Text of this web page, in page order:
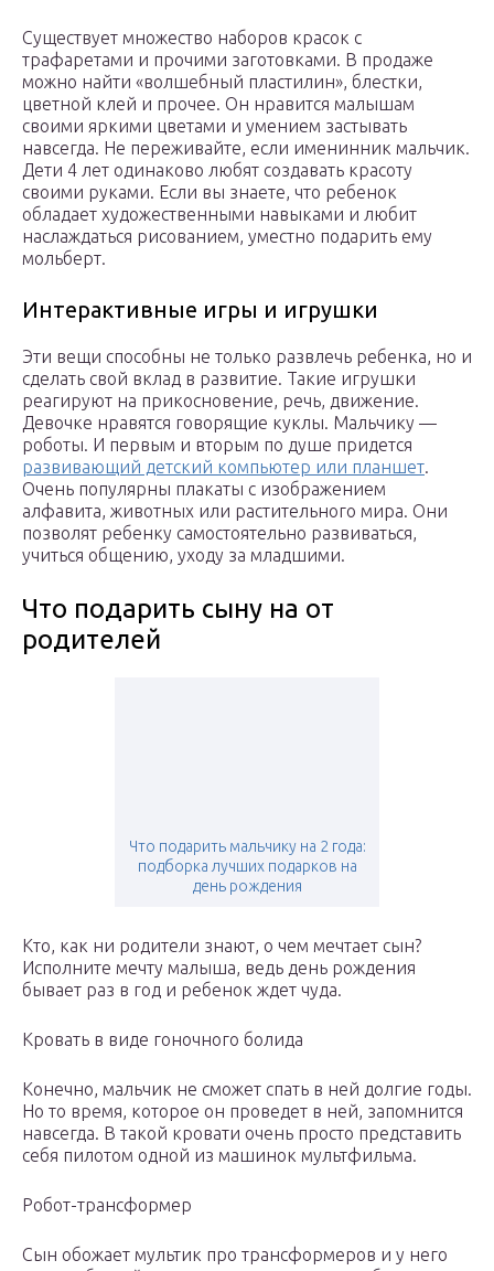
Существует множество наборов красок с
трафаретами и прочими заготовками. В продаже
можно найти «волшебный пластилин», блестки,
цветной клей и прочее. Он нравится малышам
своими яркими цветами и умением застывать
навсегда. Не переживайте, если именинник мальчик.
Дети 4 лет одинаково любят создавать красоту
своими руками. Если вы знаете, что ребенок
обладает художественными навыками и любит
наслаждаться рисованием, уместно подарить ему
мольберт.
Интерактивные игры и игрушки
Эти вещи способны не только развлечь ребенка, но и
сделать свой вклад в развитие. Такие игрушки
реагируют на прикосновение, речь, движение.
Девочке нравятся говорящие куклы. Мальчику —
роботы. И первым и вторым по душе придется
развивающий детский компьютер или планшет.
Очень популярны плакаты с изображением
алфавита, животных или растительного мира. Они
позволят ребенку самостоятельно развиваться,
учиться общению, уходу за младшими.
Что подарить сыну на от
родителей
Что подарить мальчику на 2 года:
подборка лучших подарков на
день рождения
Кто, как ни родители знают, о чем мечтает сын?
Исполните мечту малыша, ведь день рождения
бывает раз в год и ребенок ждет чуда.
Кровать в виде гоночного болида
Конечно, мальчик не сможет спать в ней долгие годы.
Но то время, которое он проведет в ней, запомнится
навсегда. В такой кровати очень просто представить
себя пилотом одной из машинок мультфильма.
Робот-трансформер
Сын обожает мультик про трансформеров и у него